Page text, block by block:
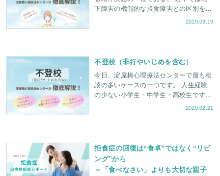
下障害の機能的な摂食障害との区別をつ
けるため、中枢性摂食異常症とも呼ばれ
2019.03.19
不登校（非行やいじめを含む）
今日、淀屋橋心理療法センターで最も相
談の多いケースの一つです。 人生経験
の少ない小学生・中学生・高校生ですか
ら、ただ「見守る」「自主性を尊重す
2019.02.21
拒食症の回復は“食卓”ではなく“リビ
ング”から
～「食べなさい」よりも大切な親子